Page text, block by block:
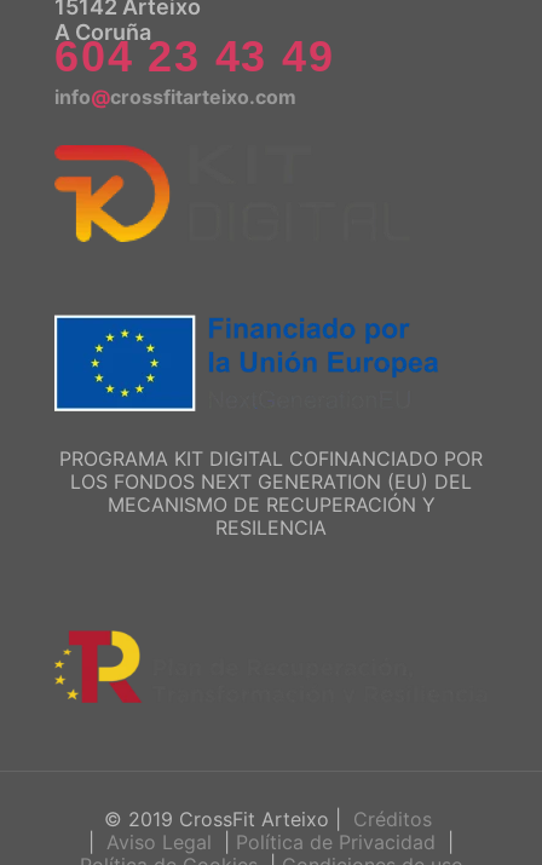
15142 Arteixo
A Coruña
604 23 43 49
info@crossfitarteixo.com
PROGRAMA KIT DIGITAL COFINANCIADO POR
LOS FONDOS NEXT GENERATION (EU) DEL
MECANISMO DE RECUPERACIÓN Y
RESILENCIA
© 2019 CrossFit Arteixo |
Créditos
Aviso Legal Política de Privacidad